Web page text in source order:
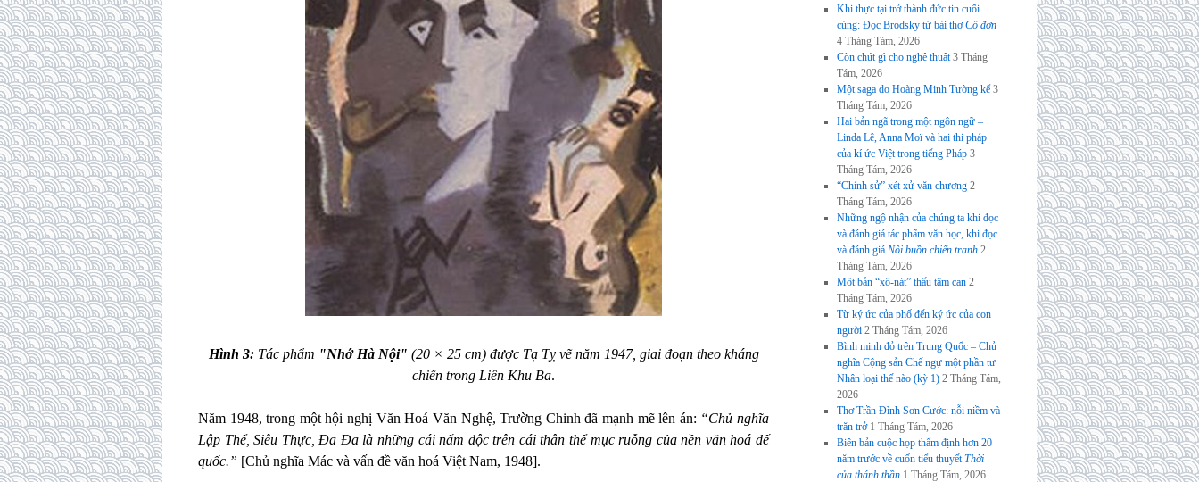
Hình 3: Tác phẩm "Nhớ Hà Nội" (20 × 25 cm) được Tạ Tỵ vẽ năm 1947, giai đoạn theo kháng
chiến trong Liên Khu Ba.
Năm 1948, trong một hội nghị Văn Hoá Văn Nghệ, Trường Chinh đã mạnh mẽ lên án: “Chủ nghĩa
Lập Thể, Siêu Thực, Đa Đa là những cái nấm độc trên cái thân thể mục ruỗng của nền văn hoá đế
quốc.” [Chủ nghĩa Mác và vấn đề văn hoá Việt Nam, 1948].
Khi thực tại trở thành đức tin cuối
cùng: Đọc Brodsky từ bài thơCô đơn
4 Tháng Tám, 2026
Còn chút gì cho nghệ thuật 3 Tháng
Tám, 2026
Một saga do Hoàng Minh Tường kể 3
Tháng Tám, 2026
Hai bản ngã trong một ngôn ngữ –
Linda Lê, Anna Moï và hai thi pháp
của kí ức Việt trong tiếng Pháp 3
Tháng Tám, 2026
“Chính sử” xét xử văn chương 2
Tháng Tám, 2026
Những ngộ nhận của chúng ta khi đọc
và đánh giá tác phẩm văn học, khi đọc
và đánh giá Nỗi buồn chiến tranh 2
Tháng Tám, 2026
Một bản “xô-nát” thấu tâm can 2
Tháng Tám, 2026
Từ ký ức của phố đến ký ức của con
người 2 Tháng Tám, 2026
Bình minh đỏ trên Trung Quốc – Chủ
nghĩa Cộng sản Chế ngự một phần tư
Nhân loại thế nào (kỳ 1) 2 Tháng Tám,
2026
Thơ Trần Đình Sơn Cước: nỗi niềm và
trăn trở 1 Tháng Tám, 2026
Biên bản cuộc họp thẩm định hơn 20
năm trước về cuốn tiểu thuyếtThời
của thánh thần 1 Tháng Tám, 2026